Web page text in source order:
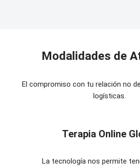
Modalidades de
El compromiso con tu relación no
logísticas.
Terapia Online
La tecnología nos permite